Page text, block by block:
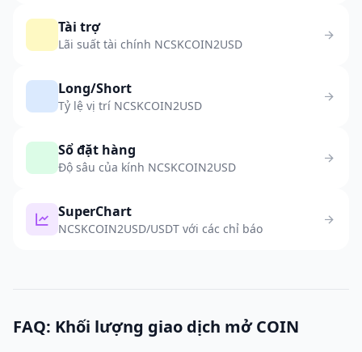
Tài trợ
Lãi suất tài chính NCSKCOIN2USD
Long/Short
Tỷ lệ vị trí NCSKCOIN2USD
Sổ đặt hàng
Độ sâu của kính NCSKCOIN2USD
SuperChart
NCSKCOIN2USD/USDT với các chỉ báo
FAQ: Khối lượng giao dịch mở COIN